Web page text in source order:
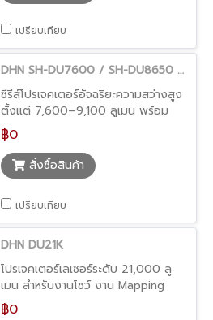
เปรียบเทียบ
DHN SH-DU7600 / SH-DU8650 / SH-DN9100
ซีรีส์โปรเจคเตอร์อัจฉริยะความสว่างสูง
ตั้งแต่ 7,600–9,100 ลูเมน พร้อม
ฟีเจอร์ PIP, Blending และระบบภาพ
ระดับมืออาชีพ
฿0
สั่งซื้อสินค้า
เปรียบเทียบ
DHN DU21K
โปรเจคเตอร์เลเซอร์ระดับ 21,000 ลู
เมน สำหรับงานโชว์ งาน Mapping
หรืออีเวนต์ขนาดใหญ่
฿0